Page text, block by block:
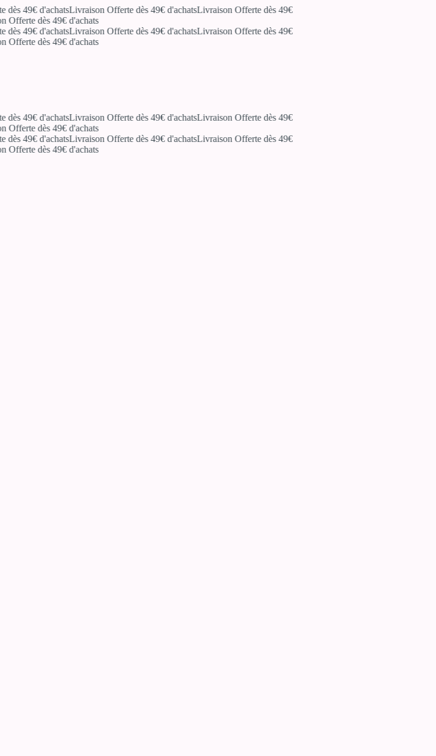
49€ d'achatsLivraison Offerte dès 49€ d'achatsLivraison Offerte dès 49€
dès 49€ d'achats
49€ d'achatsLivraison Offerte dès 49€ d'achatsLivraison Offerte dès 49€
dès 49€ d'achats
49€ d'achatsLivraison Offerte dès 49€ d'achatsLivraison Offerte dès 49€
dès 49€ d'achats
49€ d'achatsLivraison Offerte dès 49€ d'achatsLivraison Offerte dès 49€
dès 49€ d'achats